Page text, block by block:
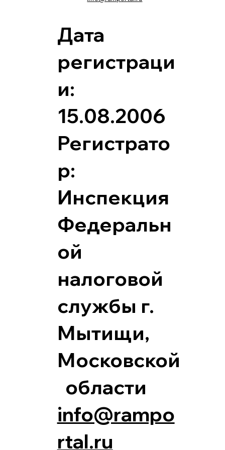
Дата
регистраци
и:
15.08.2006
Регистрато
р:
Инспекция
Федеральн
ой
налоговой
службы г.
Мытищи,
Московской
области
info@rampo
rtal.ru